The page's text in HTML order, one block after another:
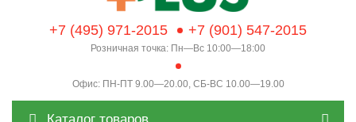
+7 (495) 971-2015 +7 (901) 547-2015
Розничная точка: Пн—Вс 10:00—18:00
Офис: ПН-ПТ 9.00—20.00, СБ-ВС 10.00—19.00